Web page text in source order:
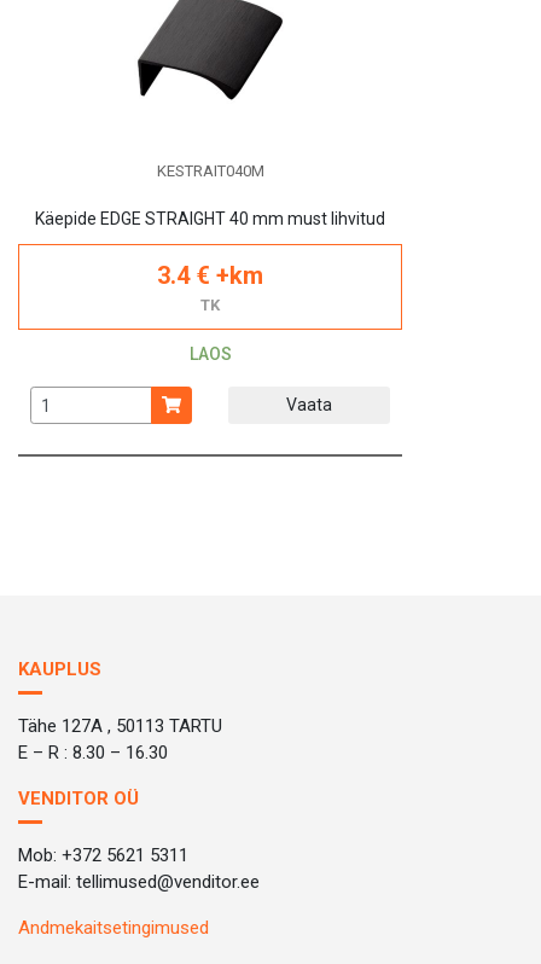
KESTRAIT040M
Käepide EDGE STRAIGHT 40 mm must lihvitud
3.4 € +km
TK
LAOS
Vaata
KAUPLUS
Tähe 127A , 50113 TARTU
E – R : 8.30 – 16.30
VENDITOR OÜ
Mob: +372 5621 5311
E-mail: tellimused@venditor.ee
Andmekaitsetingimused